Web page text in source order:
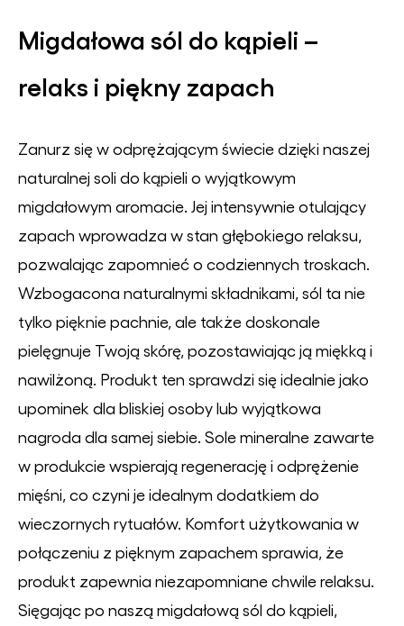
Migdałowa sól do kąpieli –
relaks i piękny zapach
Zanurz się w odprężającym świecie dzięki naszej
naturalnej soli do kąpieli o wyjątkowym
migdałowym aromacie. Jej intensywnie otulający
zapach wprowadza w stan głębokiego relaksu,
pozwalając zapomnieć o codziennych troskach.
Wzbogacona naturalnymi składnikami, sól ta nie
tylko pięknie pachnie, ale także doskonale
pielęgnuje Twoją skórę, pozostawiając ją miękką i
nawilżoną. Produkt ten sprawdzi się idealnie jako
upominek dla bliskiej osoby lub wyjątkowa
nagroda dla samej siebie. Sole mineralne zawarte
w produkcie wspierają regenerację i odprężenie
mięśni, co czyni je idealnym dodatkiem do
wieczornych rytuałów. Komfort użytkowania w
połączeniu z pięknym zapachem sprawia, że
produkt zapewnia niezapomniane chwile relaksu.
Sięgając po naszą migdałową sól do kąpieli,